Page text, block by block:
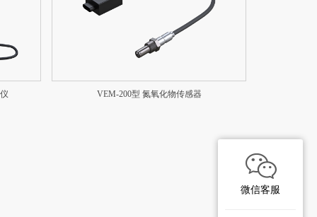
VEM-200型 氮氧化物传感器
微信客服